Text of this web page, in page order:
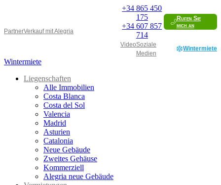
PartnerVerkauf mit Alegria
+34 865 450
175
+34 607 857
714
Rufen Sie
mich an
VideoSoziale
Medien
Wintermiete
Wintermiete
Liegenschaften
Alle Immobilien
Costa Blanca
Costa del Sol
Valencia
Madrid
Asturien
Catalonia
Neue Gebäude
Zweites Gehäuse
Kommerziell
Alegria neue Gebäude